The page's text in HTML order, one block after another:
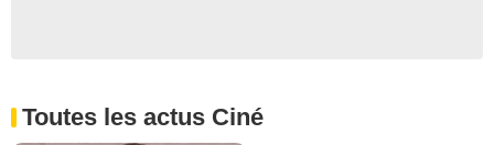
Toutes les actus Ciné